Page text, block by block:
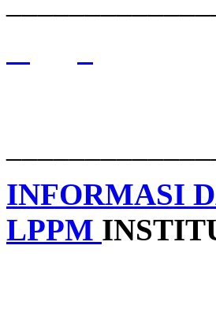
INFORMASI
LPPM